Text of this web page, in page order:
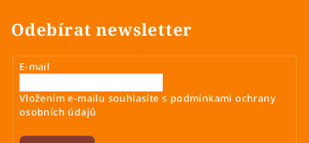
Odebírat newsletter
E-mail
Vložením e-mailu souhlasíte s podmínkami ochrany
osobních údajů